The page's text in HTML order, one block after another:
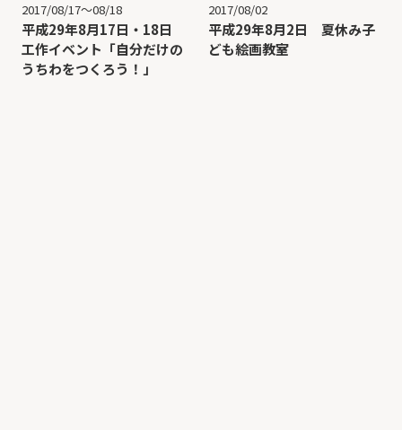
2017/08/17～08/18
平成29年8月17日・18日
工作イベント「自分だけの
うちわをつくろう！」
2017/08/02
平成29年8月2日 夏休み子
ども絵画教室